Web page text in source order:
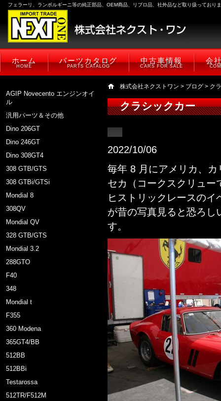
フェラーリ、ランボルギーニ等の純正部品、OEM商品、リプロ品、社外品など取り扱っており
ホーム
HOME
パーツカタログ
PARTS CATALOG
中古車情報
CARS FOR SALE
会
AGIP Novecento エンジンオイ
ル
汎用パーツ＆その他
Dino 206GT
Dino 246GT
Dino 308GT4
308 GTB/GTS
308 GTBi/GTSi
Mondial 8
308QV
Mondial QV
328 GTB/GTS
Mondial 3.2
288GTO
F40
348
Mondial t
F355
360 Modena
365GT4/BB
512BB
512BBi
Testarossa
512TR/F512M
株式会社ネクストワン > ブログ > ク
クラシックカー
2022/10/06
毎年 8 月にアメリカ、
セカ（コークスクリュー
ヒストリックレースの
が昔の写真見ると恐ろし
す。